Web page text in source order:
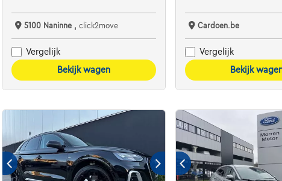
5100 Naninne ,click2move
Vergelijk
Bekijk wagen
Cardoen.be
Vergelijk
Bekijk